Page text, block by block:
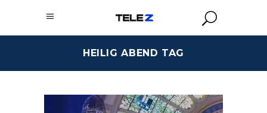
HEILIG ABEND TAG